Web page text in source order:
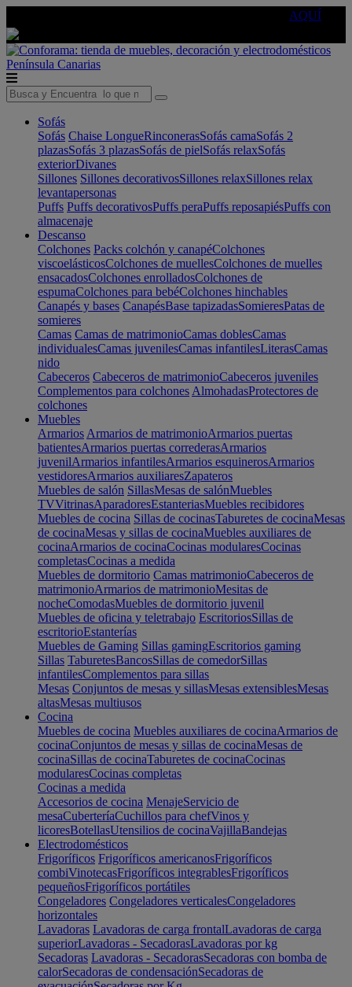
AQUÍ
Península Canarias
Sofás
Sofás Chaise LongueRinconerasSofás camaSofás 2
plazasSofás 3 plazasSofás de pielSofás relaxSofás
exteriorDivanes
Sillones Sillones decorativosSillones relaxSillones relax
levantapersonas
Puffs Puffs decorativosPuffs peraPuffs reposapiésPuffs con
almacenaje
Descanso
Colchones Packs colchón y canapéColchones
viscoelásticosColchones de muellesColchones de muelles
ensacadosColchones enrolladosColchones de
espumaColchones para bebéColchones hinchables
Canapés y bases CanapésBase tapizadasSomieresPatas de
somieres
Camas Camas de matrimonioCamas doblesCamas
individualesCamas juvenilesCamas infantilesLiterasCamas
nido
Cabeceros Cabeceros de matrimonioCabeceros juveniles
Complementos para colchones AlmohadasProtectores de
colchones
Muebles
Armarios Armarios de matrimonioArmarios puertas
batientesArmarios puertas correderasArmarios
juvenilArmarios infantilesArmarios esquinerosArmarios
vestidoresArmarios auxiliaresZapateros
Muebles de salón SillasMesas de salónMuebles
TVVitrinasAparadoresEstanteriasMuebles recibidores
Muebles de cocina Sillas de cocinasTaburetes de cocinaMesas
de cocinaMesas y sillas de cocinaMuebles auxiliares de
cocinaArmarios de cocinaCocinas modularesCocinas
completasCocinas a medida
Muebles de dormitorio Camas matrimonioCabeceros de
matrimonioArmarios de matrimonioMesitas de
nocheComodasMuebles de dormitorio juvenil
Muebles de oficina y teletrabajo EscritoriosSillas de
escritorioEstanterías
Muebles de Gaming Sillas gamingEscritorios gaming
Sillas TaburetesBancosSillas de comedorSillas
infantilesComplementos para sillas
Mesas Conjuntos de mesas y sillasMesas extensiblesMesas
altasMesas multiusos
Cocina
Muebles de cocina Muebles auxiliares de cocinaArmarios de
cocinaConjuntos de mesas y sillas de cocinaMesas de
cocinaSillas de cocinaTaburetes de cocinaCocinas
modularesCocinas completas
Cocinas a medida
Accesorios de cocina MenajeServicio de
mesaCuberteríaCuchillos para chefVinos y
licoresBotellasUtensilios de cocinaVajillaBandejas
Electrodomésticos
Frigoríficos Frigoríficos americanosFrigoríficos
combiVinotecasFrigoríficos integrablesFrigoríficos
pequeñosFrigoríficos portátiles
Congeladores Congeladores verticalesCongeladores
horizontales
Lavadoras Lavadoras de carga frontalLavadoras de carga
superiorLavadoras - SecadorasLavadoras por kg
Secadoras Lavadoras - SecadorasSecadoras con bomba de
calorSecadoras de condensaciónSecadoras de